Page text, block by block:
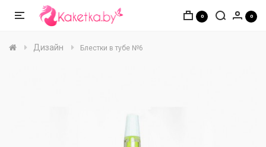
0 0
Дизайн Блестки в тубе №6